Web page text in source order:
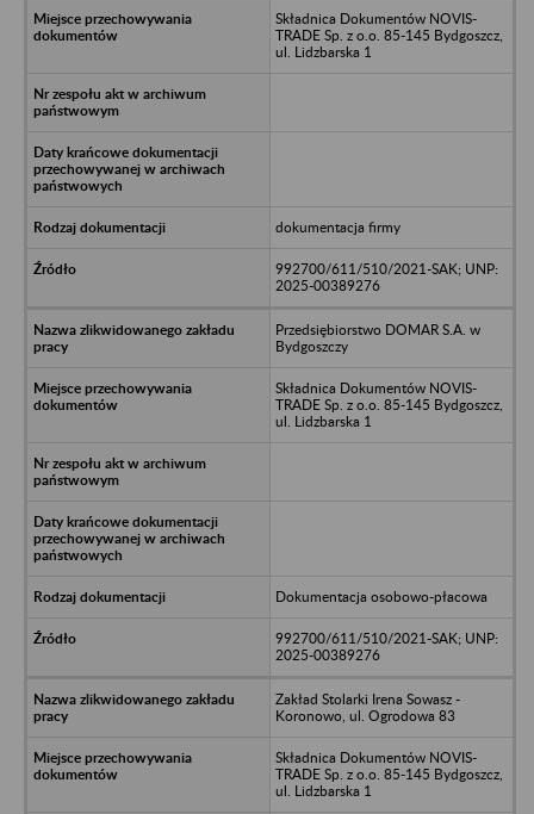
Składnica Dokumentów NOVIS-
TRADE Sp. z o.o. 85-145 Bydgoszcz,
ul. Lidzbarska 1
dokumentacja firmy
992700/611/510/2021-SAK; UNP:
2025-00389276
Przedsiębiorstwo DOMAR S.A. w
Bydgoszczy
Składnica Dokumentów NOVIS-
TRADE Sp. z o.o. 85-145 Bydgoszcz,
ul. Lidzbarska 1
Dokumentacja osobowo-płacowa
992700/611/510/2021-SAK; UNP:
2025-00389276
Zakład Stolarki Irena Sowasz -
Koronowo, ul. Ogrodowa 83
Składnica Dokumentów NOVIS-
TRADE Sp. z o.o. 85-145 Bydgoszcz,
ul. Lidzbarska 1